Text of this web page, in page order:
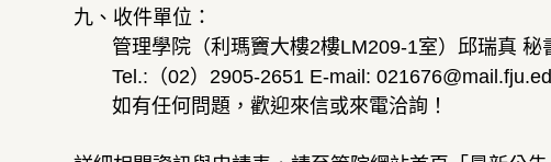
九、收件單位：
管理學院（利瑪竇大樓2樓LM209-1室）邱瑞真 秘
Tel.:（02）2905-2651 E-mail:
如有任何問題，歡迎來信或來電洽詢！